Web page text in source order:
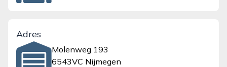
Adres
Molenweg 193
6543VC Nijmegen